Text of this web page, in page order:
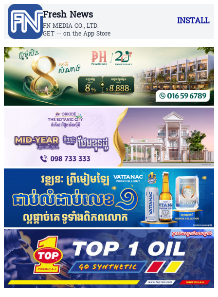
Fresh News
FN MEDIA CO., LTD.
GET -- on the App Store
INSTALL